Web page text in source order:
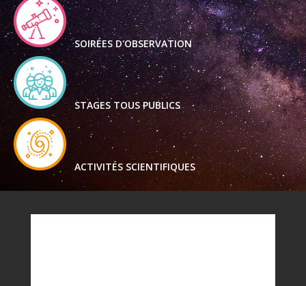
SOIRÉES D'OBSERVATION
STAGES TOUS PUBLICS
ACTIVITÉS SCIENTIFIQUES